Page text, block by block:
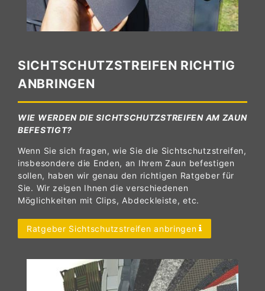
SICHTSCHUTZSTREIFEN RICHTIG
ANBRINGEN
WIE WERDEN DIE SICHTSCHUTZSTREIFEN AM ZAUN
BEFESTIGT?
Wenn Sie sich fragen, wie Sie die Sichtschutzstreifen,
insbesondere die Enden, an Ihrem Zaun befestigen
sollen, haben wir genau den richtigen Ratgeber für
Sie. Wir zeigen Ihnen die verschiedenen
Möglichkeiten mit Clips, Abdeckleiste, etc.
Ratgeber Sichtschutzstreifen anbringen